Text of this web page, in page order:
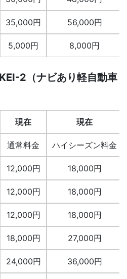
35,000円
5,000円
56,000円
8,000円
2（ナビあり軽自動車
現在
通常料金
12,000円
12,000円
12,000円
18,000円
24,000円
現在
ハイシーズン料金
18,000円
18,000円
18,000円
27,000円
36,000円